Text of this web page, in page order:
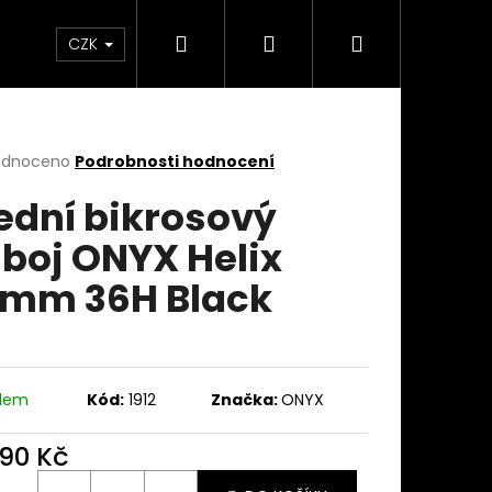
Custom stavba kola na zakázku
CZK Hledat PřihlášeníNákupní
Podrobnosti hodnocení
bikrosový
ONYX Helix
36H Black
Kód: 1912 Značka:ONYX
Kč